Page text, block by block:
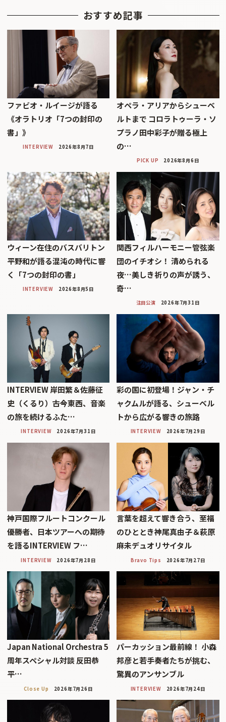
おすすめ記事
ファビオ・ルイージが語る
《オラトリオ「7つの封印の
書」》
INTERVIEW 2026年8月7日
オペラ・アリアからシューベ
ルトまで コロラトゥーラ・ソ
プラノ田中彩子が贈る極上
の…
PICK UP 2026年8月6日
ウィーン在住のバスバリトン
平野和が語る混沌の時代に響
く「7つの封印の書」
INTERVIEW 2026年8月5日
関西フィルハーモニー管弦楽
団のイチオシ！ 清められる
夜…美しき祈りの声が誘う、
奇…
注目公演 2026年7月31日
INTERVIEW 岸田繁＆佐藤征
史（くるり）――古今東西、音楽
の旅を続けるふた…
INTERVIEW 2026年7月31日
彩の国に初登場！ジャン・チ
ャクムルが語る、シューベル
トから広がる響きの旅路
INTERVIEW 2026年7月29日
神戸国際フルートコンクール
優勝者、日本ツアーへの期待
を語るINTERVIEW フ…
INTERVIEW 2026年7月28日
言葉を超えて響き合う、至福
のひととき神尾真由子＆萩原
麻未デュオリサイタル
Bravo Tips 2026年7月27日
Japan National Orchestra 5
周年スペシャル対談 反田恭
平…
Close Up 2026年7月26日
パーカッション最前線！ 小森
邦彦と若手奏者たちが挑む、
驚異のアンサンブル
INTERVIEW 2026年7月24日